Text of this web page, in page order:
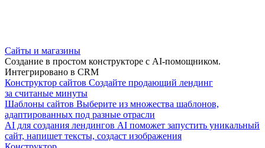
Сайты и магазины
Создание в простом конструкторе с AI-помощником.
Интегрировано в CRM
Конструктор сайтов Создайте продающий лендинг
за считаные минуты
Шаблоны сайтов Выберите из множества шаблонов,
адаптированных под разные отрасли
AI для создания лендингов AI поможет запустить уникальный
сайт, напишет тексты, создаст изображения